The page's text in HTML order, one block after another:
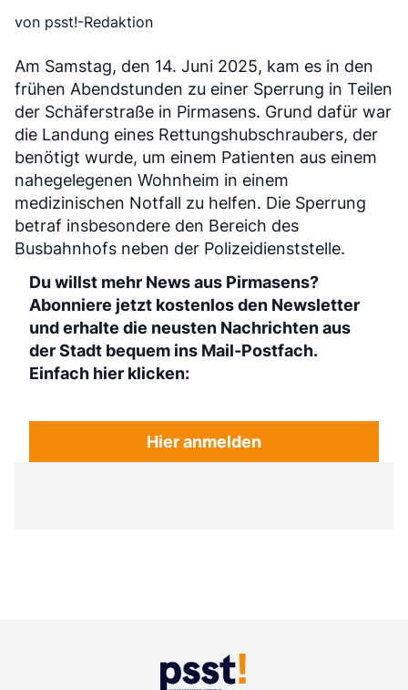
von psst!-Redaktion
Am Samstag, den 14. Juni 2025, kam es in den
frühen Abendstunden zu einer Sperrung in Teilen
der Schäferstraße in Pirmasens. Grund dafür war
die Landung eines Rettungshubschraubers, der
benötigt wurde, um einem Patienten aus einem
nahegelegenen Wohnheim in einem
medizinischen Notfall zu helfen. Die Sperrung
betraf insbesondere den Bereich des
Busbahnhofs neben der Polizeidienststelle.
Du willst mehr News aus Pirmasens?
Abonniere jetzt kostenlos den Newsletter
und erhalte die neusten Nachrichten aus
der Stadt bequem ins Mail-Postfach.
Einfach hier klicken:
Hier anmelden